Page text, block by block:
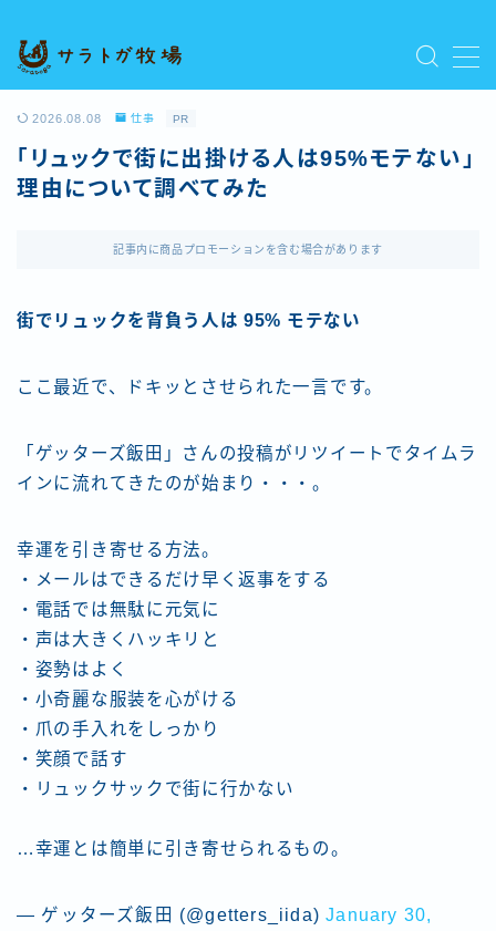
MENU
プライバシーポリシー
利用規約／特定商取引法に基づく表記
新着記事を読む
運営者情報
2026.08.08 仕事 PR
「リュックで街に出掛ける人は95%モテない」
理由について調べてみた
記事内に商品プロモーションを含む場合があります
街でリュックを背負う人は 95% モテない
ここ最近で、ドキッとさせられた一言です。
「ゲッターズ飯田」さんの投稿がリツイートでタイムラ
インに流れてきたのが始まり・・・。
幸運を引き寄せる方法。
・メールはできるだけ早く返事をする
・電話では無駄に元気に
・声は大きくハッキリと
・姿勢はよく
・小奇麗な服装を心がける
・爪の手入れをしっかり
・笑顔で話す
・リュックサックで街に行かない
…幸運とは簡単に引き寄せられるもの。
— ゲッターズ飯田 (@getters_iida)January 30,